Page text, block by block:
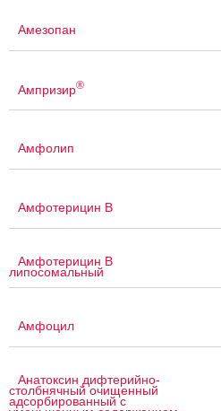
Амезопан
Ампризир®
Амфолип
Амфотерицин В
Амфотерицин В
липосомальный
Амфоцил
Анатоксин дифтерийно-
столбнячный очищенный
адсорбированный с